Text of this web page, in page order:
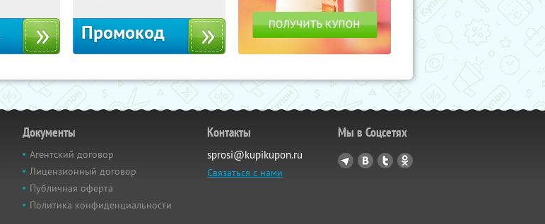
Промокод
Документы
Агентский договор
Лицензионный договор
Публичная оферта
Политика конфиденциальности
Контакты
sprosi@kupikupon.ru
Связаться с нами
Мы в Соцсетях